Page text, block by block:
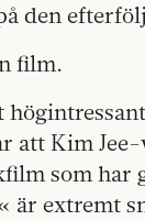
den
film.
att Kim
som har
extremt